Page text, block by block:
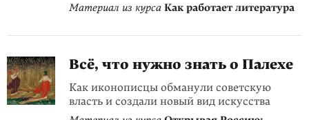
Материал из курса Как работает литература
Всё, что нужно знать о Палехе
Как иконописцы обманули советскую
власть и создали новый вид искусства